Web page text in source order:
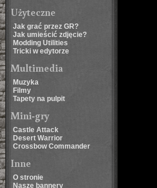
Użyteczne
Jak grać przez GR?
Jak umieścić zdjęcie?
Modding Utilities
Tricki w edytorze
Multimedia
Muzyka
Filmy
Tapety na pulpit
Mini-gry
Castle Attack
Desert Warrior
Crossbow Commander
Inne
O stronie
Nasze bannery